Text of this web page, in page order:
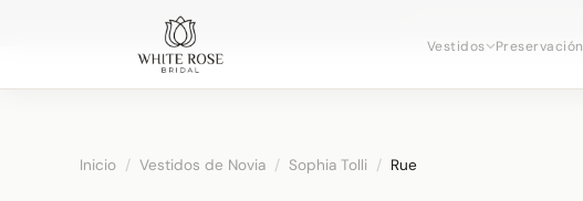
Vestidos Preservación
Inicio / Vestidos de Novia / Sophia Tolli / Rue